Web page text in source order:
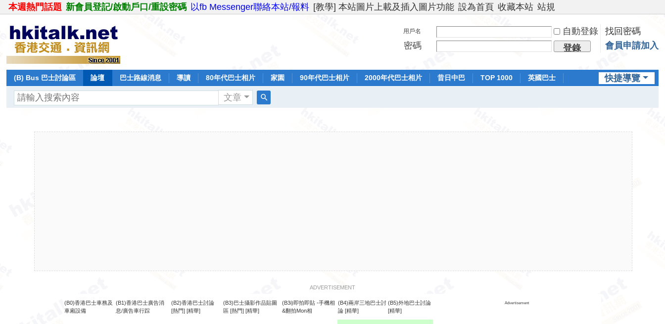
本週熱門話題 新會員登記/啟動戶口/重設密碼 以fb Messenger聯絡本站/報料 [教學] 本站圖片上載及插入圖片功能 設為首頁 收藏本站 站規
用戶名 自動登錄
找回密碼
密碼
登錄 會員申請加入
快捷導覽
(B) Bus 巴士討論區 論壇 巴士路線消息 導讀 80年代巴士相片 家園 90年代巴士相片 2000年代巴士相片 昔日中巴 TOP 1000
英國巴士
文章
ADVERTISEMENT
(B0)香港巴士車務及
車廂設備
(B1)香港巴士廣告消
息/廣告車行踪
(B2)香港巴士討論
[熱門] [精華]
(B3)巴士攝影作品貼圖
區 [熱門] [精華]
(B3i)即拍即貼 -手機相
&翻拍Mon相
(B4)兩岸三地巴士討
論 [精華]
(B5)外地巴士討論
[精華]
Advertisement